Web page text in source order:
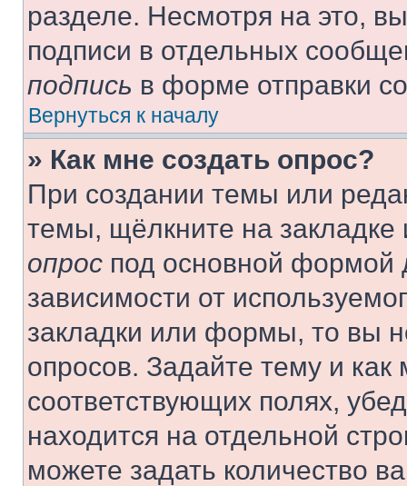
разделе. Несмотря на это,
подписи в отдельных
подпись в форме отправки
Вернуться к началу
» Как мне создать опрос?
При создании темы или
темы, щёлкните на
опрос под основной формой
зависимости от
закладки или формы, то вы
опросов. Задайте тему и
соответствующих полях,
находится на отдельной
можете задать количество